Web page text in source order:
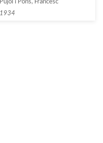
Pujol i Pons, Francesc
1934